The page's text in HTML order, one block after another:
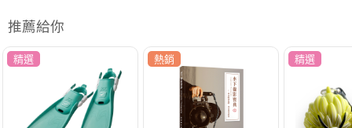
推薦給你
精選 熱銷 精選